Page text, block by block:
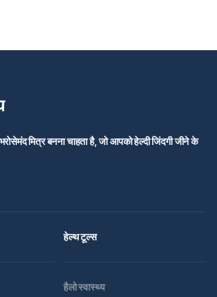
मित्र बनना चाहता है, जो आपको हेल्दी जिंदगी जीने के
हेल्थ टूल्स
हैलो स्वास्थ्य